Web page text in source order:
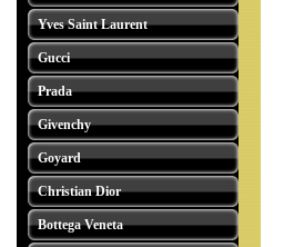
Yves Saint Laurent
Gucci
Prada
Givenchy
Goyard
Christian Dior
Bottega Veneta